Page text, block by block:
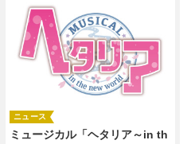
ミュージカル「ヘタリア～in th
ニュース